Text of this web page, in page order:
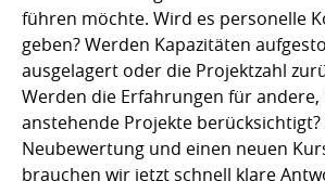
führen möchte. Wird es personelle
geben? Werden Kapazitäten
ausgelagert oder die Projektzahl
Werden die Erfahrungen für andere,
anstehende Projekte
Neubewertung und einen neuen
brauchen wir jetzt schnell klare